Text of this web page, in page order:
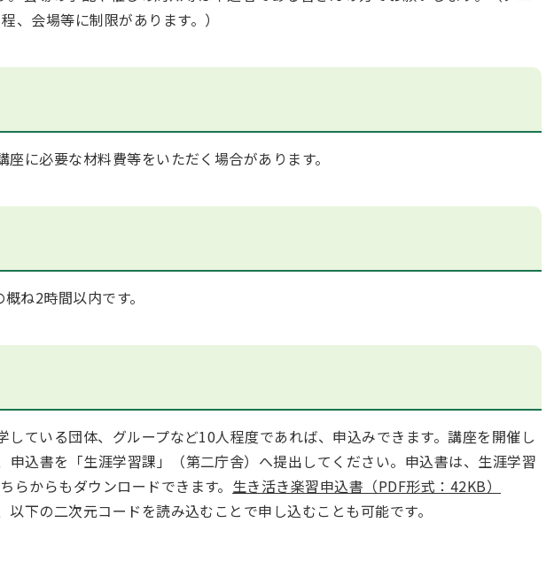
、会場等に制限があります。）
に必要な材料費等をいただく場合があります。
ね2時間以内です。
している団体、グループなど10人程度であれば、申込みできます。講座を開催し
申込書を「生涯学習課」（第二庁舎）へ提出してください。申込書は、生涯学習
らからもダウンロードできます。 生き活き楽習申込書（PDF形式：42KB）
以下の二次元コードを読み込むことで申し込むことも可能です。